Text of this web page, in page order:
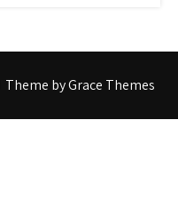
Theme by Grace Themes